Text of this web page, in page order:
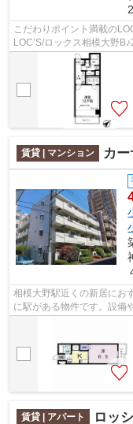
こだわりポイント満載の
LOC’S/ロックス相模大野
て経路を選択できます♪共用
賃貸 | マンション カ
相模大野駅近くの新居にお
に駅がある物件です。設備
賃貸 | アパート ロッ